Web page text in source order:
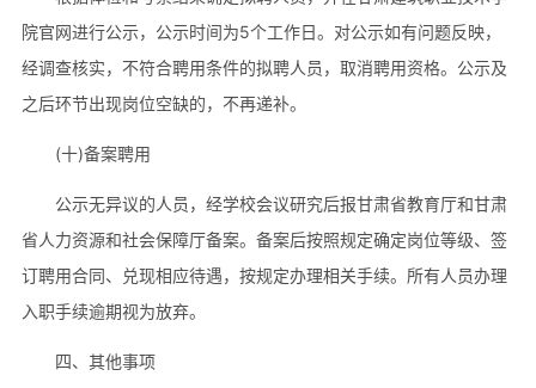
院官网进行公示，公示时间为5个工作日。对公示如有问题反映，
经调查核实，不符合聘用条件的拟聘人员，取消聘用资格。公示及
之后环节出现岗位空缺的，不再递补。
(十)备案聘用
公示无异议的人员，经学校会议研究后报甘肃省教育厅和甘肃
省人力资源和社会保障厅备案。备案后按照规定确定岗位等级、签
订聘用合同、兑现相应待遇，按规定办理相关手续。所有人员办理
入职手续逾期视为放弃。
四、其他事项